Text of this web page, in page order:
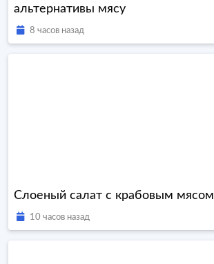
альтернативы мясу
8 часов назад
Слоеный салат с крабовым мясом
10 часов назад